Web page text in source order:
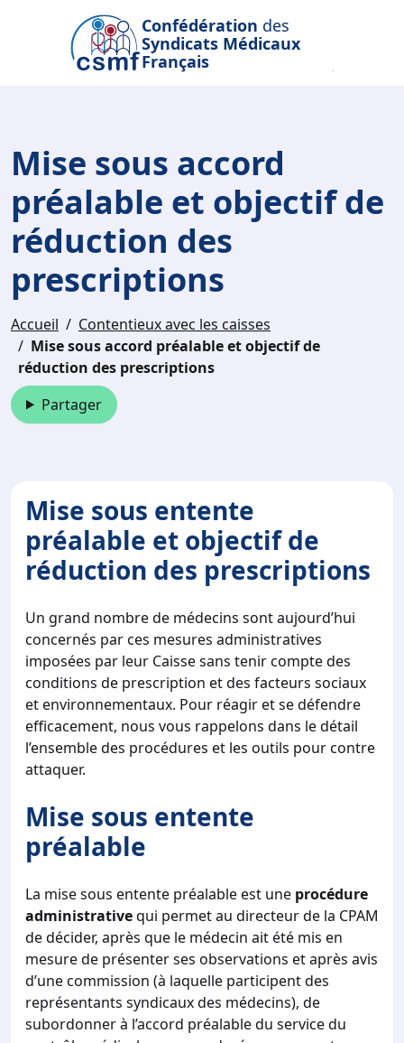
Passer au contenu principal
Confédération des
Syndicats Médicaux
Français
Mise sous accord
préalable et objectif de
réduction des
prescriptions
Accueil
Contentieux avec les caisses
Mise sous accord préalable et objectif de
réduction des prescriptions
Partager
Mise sous entente
préalable et objectif de
réduction des prescriptions
Un grand nombre de médecins sont aujourd’hui
concernés par ces mesures administratives
imposées par leur Caisse sans tenir compte des
conditions de prescription et des facteurs sociaux
et environnementaux. Pour réagir et se défendre
efficacement, nous vous rappelons dans le détail
l’ensemble des procédures et les outils pour contre
attaquer.
Mise sous entente
préalable
La mise sous entente préalable est une procédure
administrativequi permet au directeur de la CPAM
de décider, après que le médecin ait été mis en
mesure de présenter ses observations et après avis
d’une commission (à laquelle participent des
représentants syndicaux des médecins), de
subordonner à l’accord préalable du service du